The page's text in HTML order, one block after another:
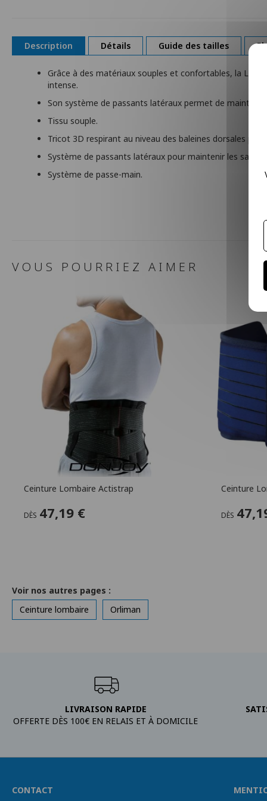
Description
Grâce à des matériaux souples et confortables, la
intense.
Son système de passants latéraux permet de maintenir
Tissu souple.
Tricot 3D respirant au niveau des baleines dorsales
Système de passants latéraux pour maintenir les
Système de passe-main.
Détails Guide des tailles
VOUS POURRIEZ AIMER
Ceinture Lombaire Actistrap
DÈS 47,19 €
Ceinture
DÈS
Voir nos autres pages :
Ceinture lombaire
Orliman
LIVRAISON RAPIDE
OFFERTE DÈS 100€ EN RELAIS ET À DOMICILE
CONTACT